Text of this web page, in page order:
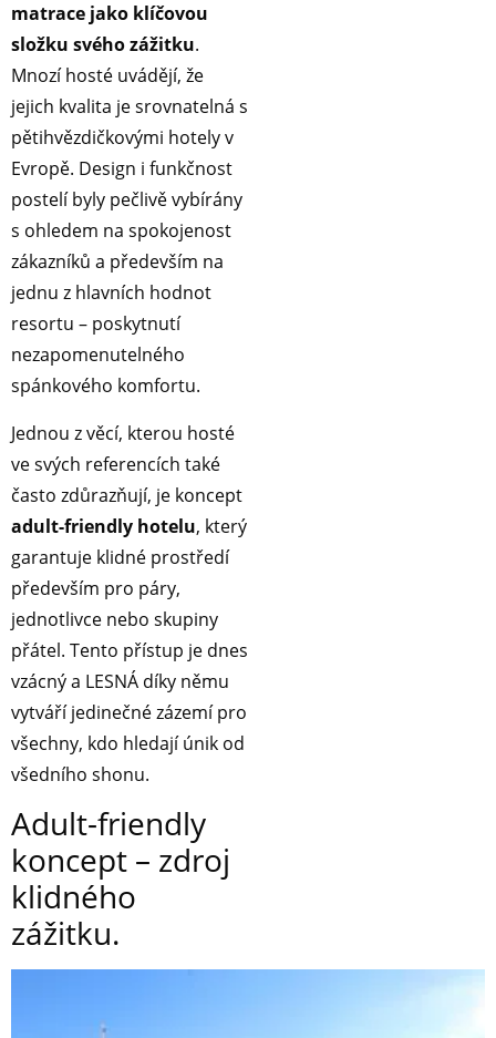
matrace jako klíčovou
složku svého zážitku.
Mnozí hosté uvádějí, že
jejich kvalita je srovnatelná s
pětihvězdičkovými hotely v
Evropě. Design i funkčnost
postelí byly pečlivě vybírány
s ohledem na spokojenost
zákazníků a především na
jednu z hlavních hodnot
resortu – poskytnutí
nezapomenutelného
spánkového komfortu.
Jednou z věcí, kterou hosté
ve svých referencích také
často zdůrazňují, je koncept
adult-friendly hotelu, který
garantuje klidné prostředí
především pro páry,
jednotlivce nebo skupiny
přátel. Tento přístup je dnes
vzácný a LESNÁ díky němu
vytváří jedinečné zázemí pro
všechny, kdo hledají únik od
všedního shonu.
Adult-friendly
koncept – zdroj
klidného
zážitku.